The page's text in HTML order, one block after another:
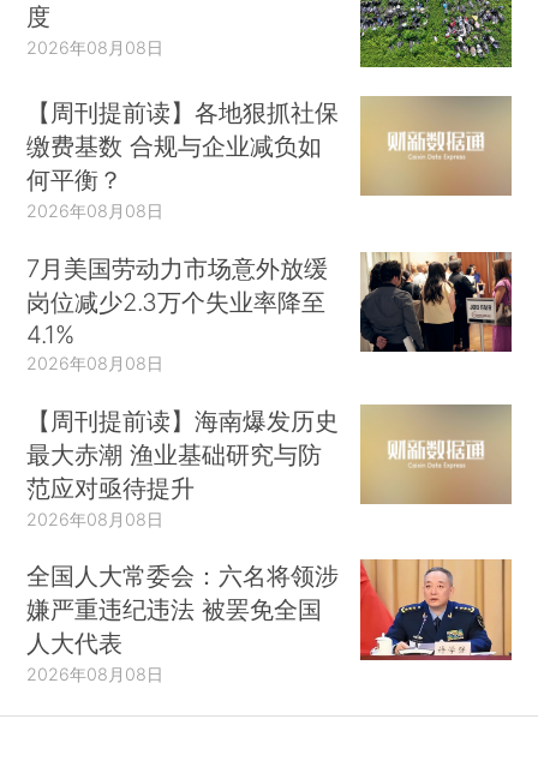
度
2026年08月08日
【周刊提前读】各地狠抓社保
缴费基数 合规与企业减负如
何平衡？
2026年08月08日
7月美国劳动力市场意外放缓
岗位减少2.3万个失业率降至
4.1%
2026年08月08日
【周刊提前读】海南爆发历史
最大赤潮 渔业基础研究与防
范应对亟待提升
2026年08月08日
全国人大常委会：六名将领涉
嫌严重违纪违法 被罢免全国
人大代表
2026年08月08日